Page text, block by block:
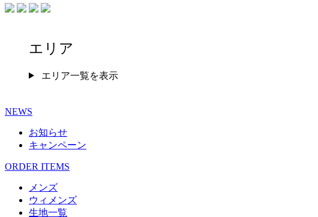
エリア
エリア一覧を表示
NEWS
お知らせ
キャンペーン
ORDER ITEMS
メンズ
ウィメンズ
生地一覧